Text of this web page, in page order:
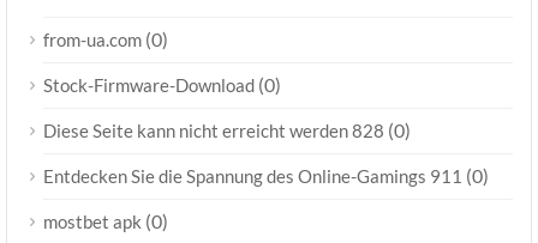
from-ua.com (0)
Stock-Firmware-Download (0)
Diese Seite kann nicht erreicht werden 828 (0)
Entdecken Sie die Spannung des Online-Gamings 911 (0)
mostbet apk (0)